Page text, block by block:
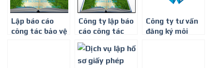
Lập báo cáo
công tác bảo vệ
Công ty lập báo
cáo công tác
bảo vệ môi
trường định kỳ ở
Bình Dương
Công ty tư vấn
đăng ký môi